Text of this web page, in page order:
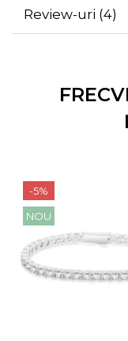
Review-uri (4)
-5%
NOU